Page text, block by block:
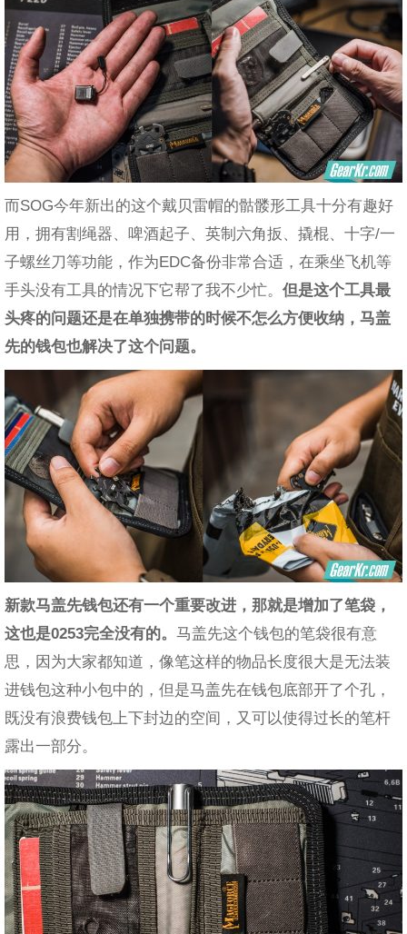
而SOG今年新出的这个戴贝雷帽的骷髅形工具十分有趣好
用，拥有割绳器、啤酒起子、英制六角扳、撬棍、十字/一
子螺丝刀等功能，作为EDC备份非常合适，在乘坐飞机等
手头没有工具的情况下它帮了我不少忙。 但是这个工具最
头疼的问题还是在单独携带的时候不怎么方便收纳，马盖
先的钱包也解决了这个问题。
新款马盖先钱包还有一个重要改进，那就是增加了笔袋，
这也是0253完全没有的。 马盖先这个钱包的笔袋很有意
思，因为大家都知道，像笔这样的物品长度很大是无法装
进钱包这种小包中的，但是马盖先在钱包底部开了个孔，
既没有浪费钱包上下封边的空间，又可以使得过长的笔杆
露出一部分。